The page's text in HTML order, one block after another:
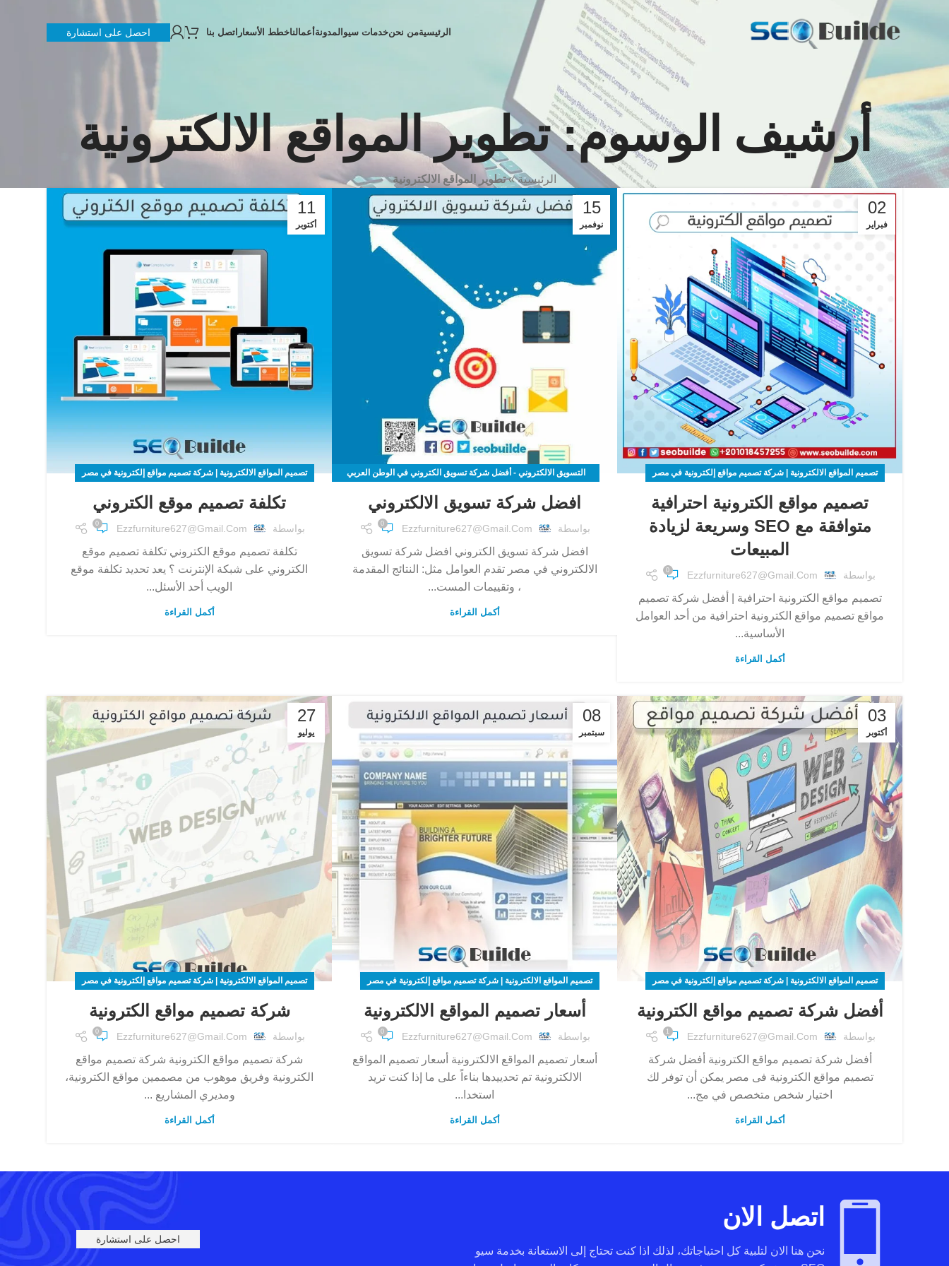
الرئيسيةمن نحنخدمات سيوالمدونةأعمالناخطط الأسعار اتصل بنا احصل على استشارة
أرشيف الوسوم: تطوير المواقع الالكترونية
الرئيسية»تطوير المواقع الالكترونية
02
فبراير
تصميم المواقع الالكترونية | شركة تصميم مواقع إلكترونية في مصر
تصميم مواقع الكترونية احترافية
متوافقة مع SEO وسريعة لزيادة
المبيعات
بواسطة Ezzfurniture627@gmail.com
0
تصميم مواقع الكترونية احترافية | أفضل شركة تصميم
مواقع تصميم مواقع الكترونية احترافية من أحد العوامل
الأساسية...
أكمل القراءة
15
نوفمبر
التسويق الالكتروني - أفضل شركة تسويق الكتروني في الوطن العربي
افضل شركة تسويق الالكتروني
بواسطة Ezzfurniture627@gmail.com
0
افضل شركة تسويق الكتروني افضل شركة تسويق
الالكتروني في مصر تقدم العوامل مثل: النتائج المقدمة
، وتقييمات المست...
أكمل القراءة
11
أكتوبر
تصميم المواقع الالكترونية | شركة تصميم مواقع إلكترونية في مصر
تكلفة تصميم موقع الكتروني
بواسطة Ezzfurniture627@gmail.com
0
تكلفة تصميم موقع الكتروني تكلفة تصميم موقع
الكتروني على شبكة الإنترنت ؟ يعد تحديد تكلفة موقع
الويب أحد الأسئل...
أكمل القراءة
03
أكتوبر
تصميم المواقع الالكترونية | شركة تصميم مواقع إلكترونية في مصر
أفضل شركة تصميم مواقع الكترونية
بواسطة Ezzfurniture627@gmail.com
1
أفضل شركة تصميم مواقع الكترونية أفضل شركة
تصميم مواقع الكترونية فى مصر يمكن أن توفر لك
اختيار شخص متخصص في مج...
أكمل القراءة
08
سبتمبر
تصميم المواقع الالكترونية | شركة تصميم مواقع إلكترونية في مصر
أسعار تصميم المواقع الالكترونية
بواسطة Ezzfurniture627@gmail.com
0
أسعار تصميم المواقع الالكترونية أسعار تصميم المواقع
الالكترونية تم تحدييدها بناءاً على ما إذا كنت تريد
استخدا...
أكمل القراءة
27
يوليو
تصميم المواقع الالكترونية | شركة تصميم مواقع إلكترونية في مصر
شركة تصميم مواقع الكترونية
بواسطة Ezzfurniture627@gmail.com
0
شركة تصميم مواقع الكترونية شركة تصميم مواقع
الكترونية وفريق موهوب من مصممين مواقع الكترونية،
ومديري المشاريع ...
أكمل القراءة
اتصل الان
نحن هنا الان لتلبية كل احتياجاتك، لذلك اذا كنت تحتاج إلى الاستعانة بخدمة سيو
احصل على استشارة